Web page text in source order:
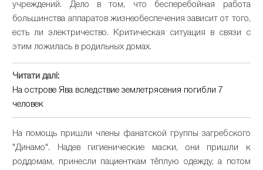
учреждений. Дело в том, что бесперебойная работа
большинства аппаратов жизнеобеспечения зависит от того,
есть ли электричество. Критическая ситуация в связи с
этим ложилась в родильных домах.
Читати далі:
На острове Ява вследствие землетрясения погибли 7
человек
На помощь пришли члены фанатской группы загребского
"Динамо". Надев гигиенические маски, они пришли к
роддомам, принесли пациенткам тёплую одежду, а потом